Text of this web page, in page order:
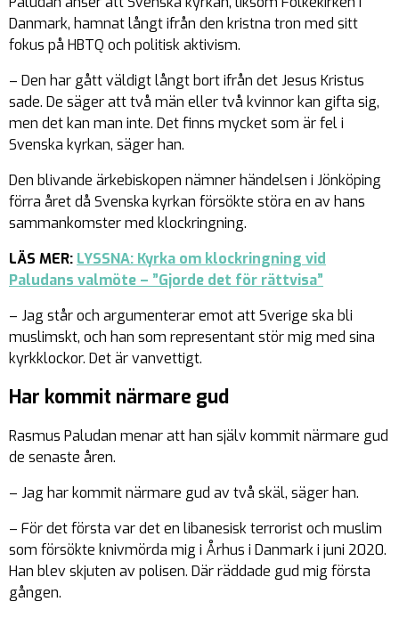
Danmark, hamnat långt ifrån den kristna tron med sitt
fokus på HBTQ och politisk aktivism.
– Den har gått väldigt långt bort ifrån det Jesus Kristus
sade. De säger att två män eller två kvinnor kan gifta sig,
men det kan man inte. Det finns mycket som är fel i
Svenska kyrkan, säger han.
Den blivande ärkebiskopen nämner händelsen i Jönköping
förra året då Svenska kyrkan försökte störa en av hans
sammankomster med klockringning.
LÄS MER: LYSSNA: Kyrka om klockringning vid
Paludans valmöte – ”Gjorde det för rättvisa”
– Jag står och argumenterar emot att Sverige ska bli
muslimskt, och han som representant stör mig med sina
kyrkklockor. Det är vanvettigt.
Har kommit närmare gud
Rasmus Paludan menar att han själv kommit närmare gud
de senaste åren.
– Jag har kommit närmare gud av två skäl, säger han.
– För det första var det en libanesisk terrorist och muslim
som försökte knivmörda mig i Århus i Danmark i juni 2020.
Han blev skjuten av polisen. Där räddade gud mig första
gången.